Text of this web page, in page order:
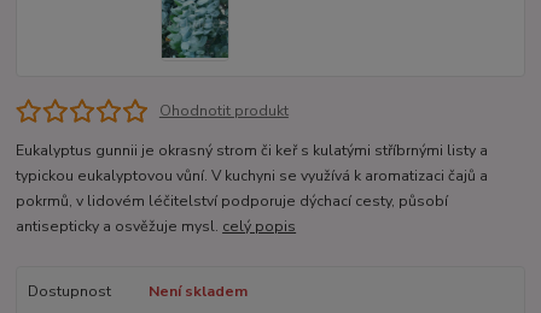
Ohodnotit produkt
Eukalyptus gunnii je okrasný strom či keř s kulatými stříbrnými listy a
typickou eukalyptovou vůní. V kuchyni se využívá k aromatizaci čajů a
pokrmů, v lidovém léčitelství podporuje dýchací cesty, působí
antisepticky a osvěžuje mysl. celý popis
Dostupnost
Není skladem